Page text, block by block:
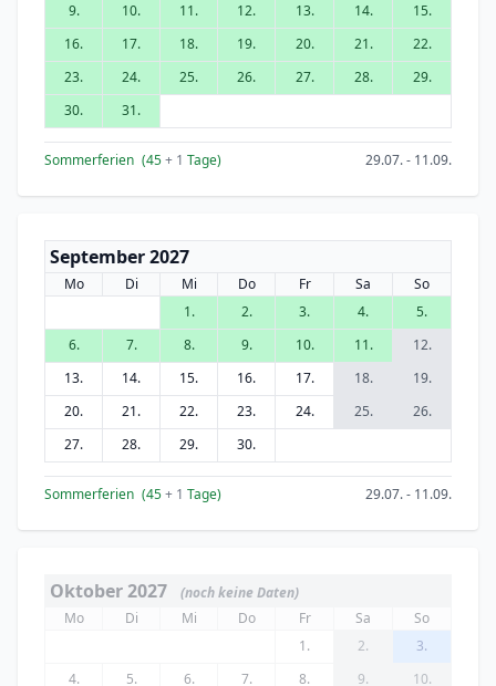
9.
10. 11. 12. 13. 14.
15.
16.
17. 18. 19. 20. 21.
22.
23.
24. 25. 26. 27. 28.
29.
30.
31.
Sommerferien (45+ 1 Tage) 29.07. - 11.09.
September 2027
Mo Di Mi Do Fr Sa
So
1.
2. 3. 4.
5.
6.
7. 8. 9. 10. 11.
12.
13.
14. 15. 16. 17. 18.
19.
20.
21. 22. 23. 24. 25.
26.
27.
28. 29. 30.
Sommerferien (45+ 1 Tage) 29.07. - 11.09.
Oktober 2027
(noch keine Daten)
Mo
Di Mi Do Fr Sa
So
1.
2.
3.
4.
5. 6. 7. 8. 9.
10.